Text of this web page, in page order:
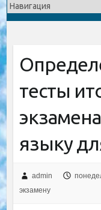
тесты
языку
admin
экзамену